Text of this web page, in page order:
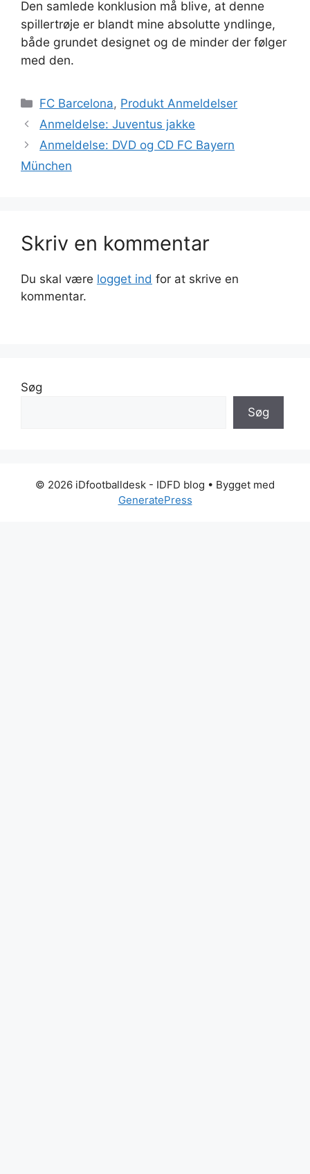
Den samlede konklusion må blive, at denne
spillertrøje er blandt mine absolutte yndlinge,
både grundet designet og de minder der følger
med den.
Kategorier
FC Barcelona, Produkt Anmeldelser
Anmeldelse: Juventus jakke
Anmeldelse: DVD og CD FC Bayern
München
Skriv en kommentar
Du skal være logget ind for at skrive en
kommentar.
Søg
Søg
© 2026 iDfootballdesk - IDFD blog • Bygget med
GeneratePress